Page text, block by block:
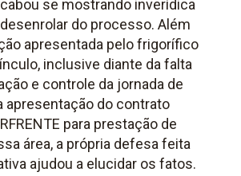
se mostrando inverídica
do processo. Além
apresentada pelo frigorífico
inclusive diante da falta
e controle da jornada de
apresentação do contrato
para prestação de
área, a própria defesa feita
ajudou a elucidar os fatos.